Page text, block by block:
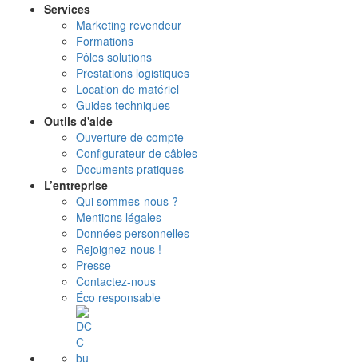
Services
Marketing revendeur
Formations
Pôles solutions
Prestations logistiques
Location de matériel
Guides techniques
Outils d'aide
Ouverture de compte
Configurateur de câbles
Documents pratiques
L’entreprise
Qui sommes-nous ?
Mentions légales
Données personnelles
Rejoignez-nous !
Presse
Contactez-nous
Éco responsable